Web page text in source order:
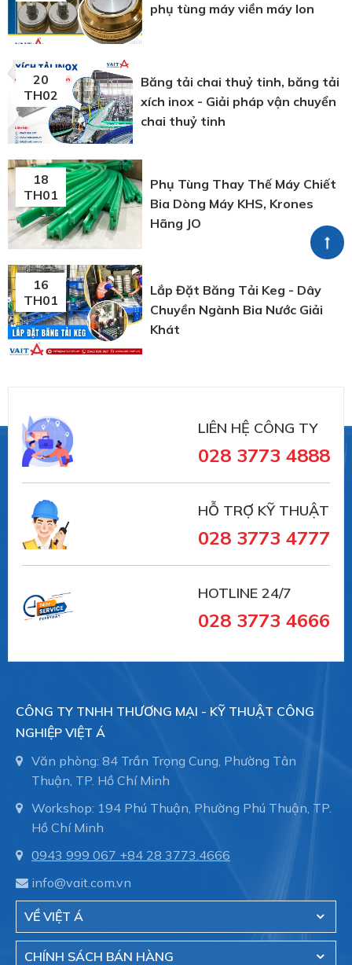
phụ tùng máy viền máy lon
20
TH02
Băng tải chai thuỷ tinh, băng tải
xích inox - Giải pháp vận chuyển
chai thuỷ tinh
18
TH01
Phụ Tùng Thay Thế Máy Chiết
Bia Dòng Máy KHS, Krones
Hãng JO
16
TH01
Lắp Đặt Băng Tải Keg - Dây
Chuyền Ngành Bia Nước Giải
Khát
LIÊN HỆ CÔNG TY
028 3773 4888
HỖ TRỢ KỸ THUẬT
028 3773 4777
HOTLINE 24/7
028 3773 4666
CÔNG TY TNHH THƯƠNG MẠI - KỸ THUẬT CÔNG
NGHIỆP VIỆT Á
Văn phòng: 84 Trần Trọng Cung, Phường Tân
Thuận, TP. Hồ Chí Minh
Workshop: 194 Phú Thuận, Phường Phú Thuận, TP.
Hồ Chí Minh
0943 999 067 +84 28 3773.4666
info@vait.com.vn
VỀ VIỆT Á
CHÍNH SÁCH BÁN HÀNG